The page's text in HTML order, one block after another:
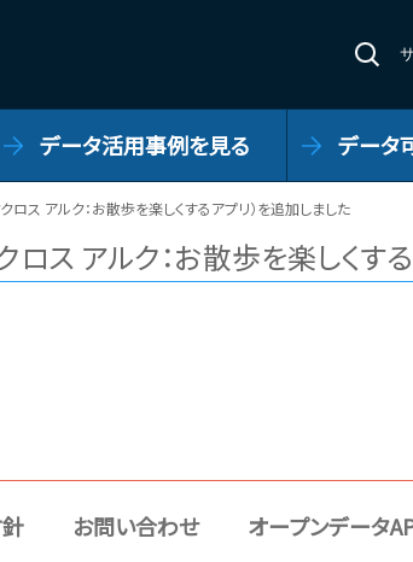
データ活用事例を見る データ
ロス アルク：お散歩を楽しくするアプリ）を追加しました
ス アルク：お散歩を楽しくす
お問い合わせ オープンデータ